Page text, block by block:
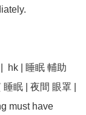
hk | 睡眠 輔助
眠 | 夜間 眼罩 |
must have